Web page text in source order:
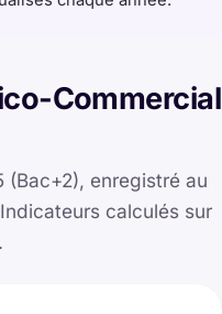
Commercial
enregistré au
calculés sur
.